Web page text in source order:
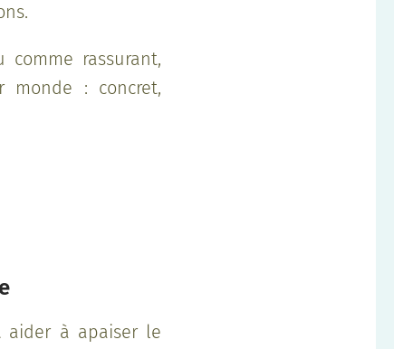
rassurant,
monde : concret,
aider à apaiser le